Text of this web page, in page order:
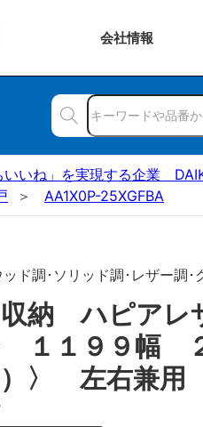
会社情報
いいね」を実現する企業
AA1X0P-25XGFBA
ド調･ソリッド調･レザー調･
収納 ハピア
１１９９幅
）〉 左右兼